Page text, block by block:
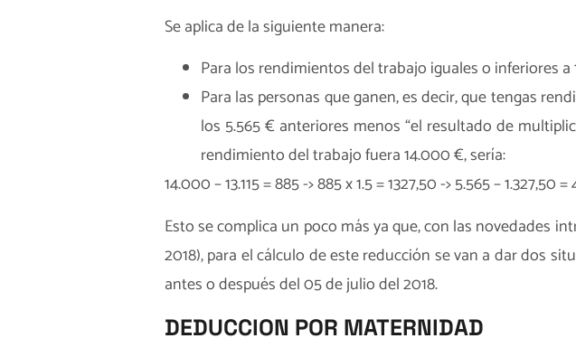
Se aplica de la siguiente manera:
Para los rendimientos del trabajo iguales o inferiores a
Para las personas que ganen, es decir, que tengas
los 5.565 € anteriores menos “el resultado de
rendimiento del trabajo fuera 14.000 €, sería:
14.000 – 13.115 = 885 -> 885 x 1.5 = 1327,50 -> 5.565 – 1.327,50
Esto se complica un poco más ya que, con las novedades
2018), para el cálculo de este reducción se van a dar dos
antes o después del 05 de julio del 2018.
DEDUCCION POR MATERNIDAD